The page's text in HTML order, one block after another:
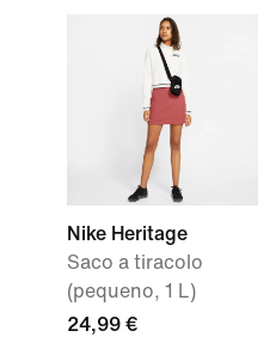
Nike Heritage
Saco a tiracolo
(pequeno, 1 L)
24,99 €